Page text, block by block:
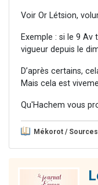
Voir Or Létsion,
Exemple : si le 9 Av
vigueur depuis le
D’après certains,
Mais cela est
Qu'Hachem vous
Mékorot /